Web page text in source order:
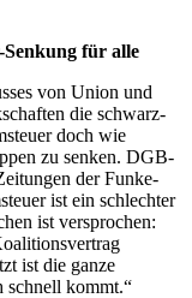
für alle
von Union und
die schwarz-
doch wie
zu senken. DGB-
der Funke-
ist ein schlechter
ist versprochen:
ist die ganze
schnell kommt.“